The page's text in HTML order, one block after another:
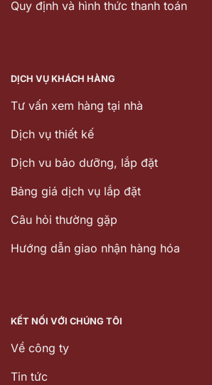
Quy định và hình thức thanh toán
DỊCH VỤ KHÁCH HÀNG
Tư vấn xem hàng tại nhà
Dịch vụ thiết kế
Dịch vu bảo dưỡng, lắp đặt
Bảng giá dịch vụ lắp đặt
Câu hỏi thường gặp
Hướng dẫn giao nhận hàng hóa
KẾT NỐI VỚI CHÚNG TÔI
Về công ty
Tin tức